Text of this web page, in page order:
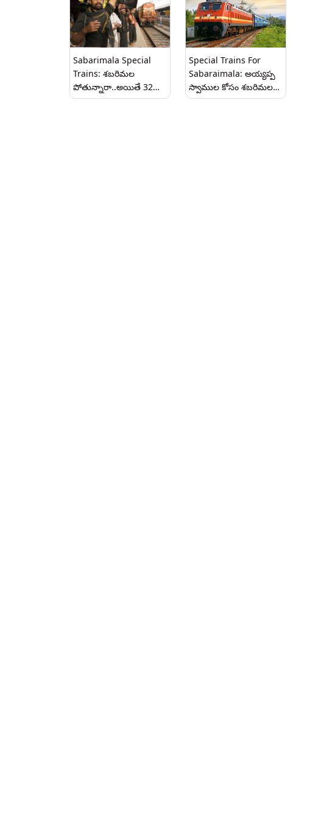
Sabarimala Special
Trains: శబరిమల
పోతున్నారా..అయితే 32
స్పెషల్ రైళ్లు సిద్ధం..తెలుగు
Special Trains For
Sabaraimala: అయ్యప్ప
స్వాముల కోసం శబరిమలకు
ప్రత్యేక రైళ్లు నడుపుతున్న